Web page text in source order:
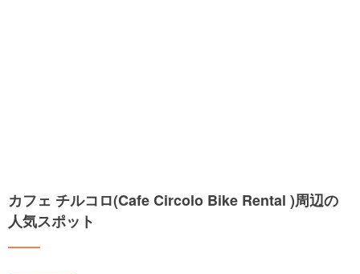
カフェ チルコロ(Cafe Circolo Bike Rental )周辺の
人気スポット